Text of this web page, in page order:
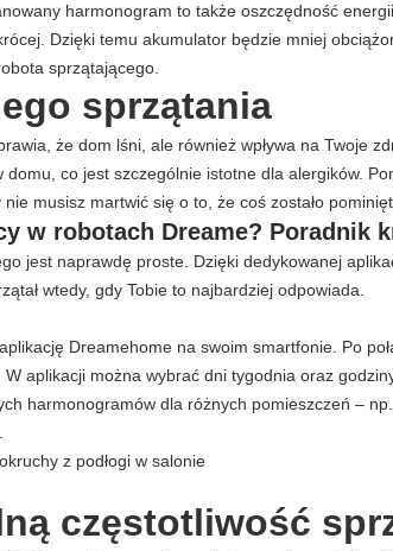
harmonogram to także oszczędność
Dzięki temu akumulator będzie mniej
sprzątającego.
sprzątania
że dom lśni, ale również wpływa na Twoje
domu, co jest szczególnie istotne dla alergików.
musisz martwić się o to, że coś zostało
w robotach Dreame? Poradnik
jest naprawdę proste. Dzięki dedykowanej
wtedy, gdy Tobie to najbardziej odpowiada.
Dreamehome na swoim smartfonie. Po
W aplikacji można wybrać dni tygodnia oraz
harmonogramów dla różnych pomieszczeń –
częstotliwość